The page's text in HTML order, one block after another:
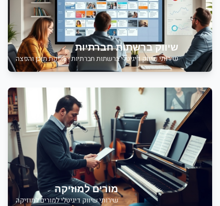
שיווק ברשתות חברתיות
שירותישיווק דיגיטלי ברשתות חברתיות - הפקת תוכן והפצה
מורים למוזיקה
שירותי שיווק דיגיטלי למורים למוזיקה